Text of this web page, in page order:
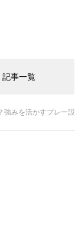
記事一覧
強みを活かすプレー